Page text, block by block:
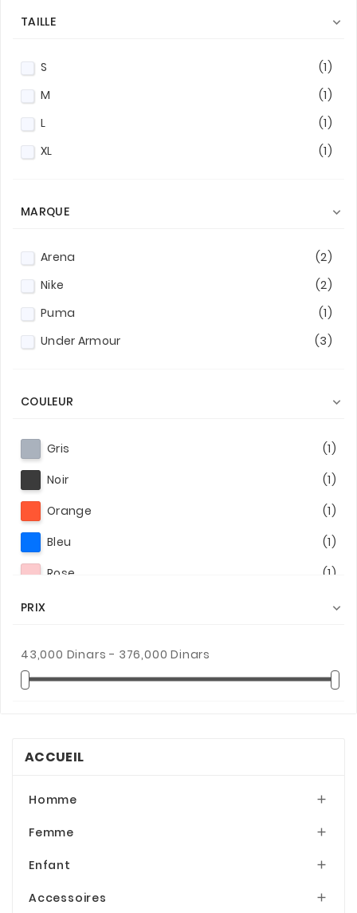
TAILLE 
S
(1)
M
(1)
L
(1)
XL
(1)
MARQUE 
Arena
(2)
Nike
(2)
Puma
(1)
Under Armour
(3)
COULEUR 
Gris
(1)
Noir
(1)
Orange
(1)
Bleu
(1)
Rose
(1)
(1)
PRIX 
43,000 Dinars - 376,000 Dinars
ACCUEIL
Homme 
Femme 
Enfant 
Accessoires 